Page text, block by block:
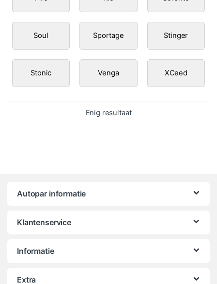
Soul Sportage Stinger
Stonic Venga XCeed
Enig resultaat
Autopar informatie
Klantenservice
Informatie
Extra